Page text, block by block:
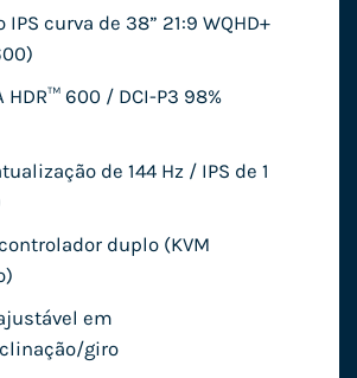
IPS curva de 38” 21:9 WQHD+
HDR™ 600 / DCI-P3 98%
de 144 Hz / IPS de 1
controlador duplo (KVM
em
giro